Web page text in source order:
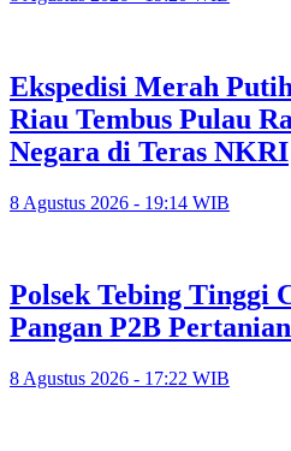
Ekspedisi Merah
Riau Tembus Pulau
Negara di Teras NKRI
8 Agustus 2026 - 19:14 WIB
Polsek Tebing Tinggi
Pangan P2B
8 Agustus 2026 - 17:22 WIB